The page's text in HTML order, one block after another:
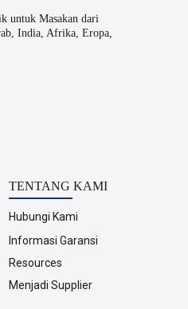
untuk Masakan dari
India, Afrika, Eropa,
TENTANG KAMI
Hubungi Kami
Informasi Garansi
Resources
Menjadi Supplier